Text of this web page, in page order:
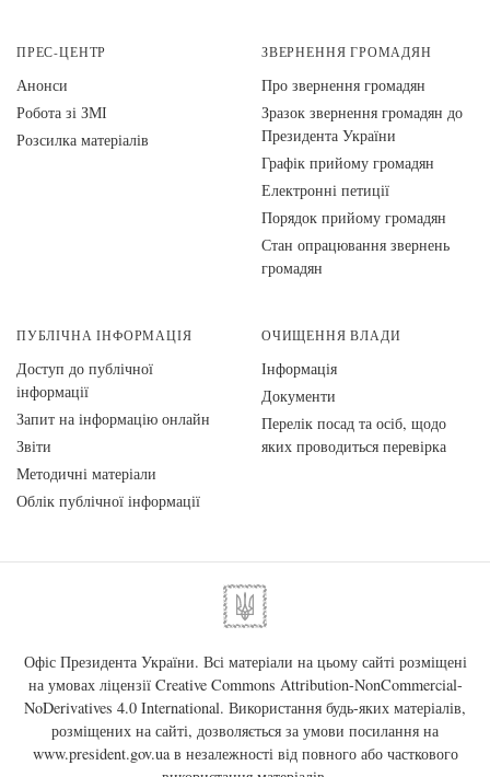
ПРЕС-ЦЕНТР
Анонси
Робота зі ЗМІ
Розсилка матеріалів
ЗВЕРНЕННЯ ГРОМАДЯН
Про звернення громадян
Зразок звернення громадян до
Президента України
Графік прийому громадян
Електронні петиції
Порядок прийому громадян
Стан опрацювання звернень
громадян
ПУБЛІЧНА ІНФОРМАЦІЯ
Доступ до публічної
інформації
Запит на інформацію онлайн
Звіти
Методичні матеріали
Облік публічної інформації
ОЧИЩЕННЯ ВЛАДИ
Інформація
Документи
Перелік посад та осіб, щодо
яких проводиться перевірка
Офіс Президента України. Всі матеріали на цьому сайті розміщені
на умовах ліцензії Creative Commons Attribution-NonCommercial-
NoDerivatives 4.0 International. Використання будь-яких матеріалів,
розміщених на сайті, дозволяється за умови посилання на
www.president.gov.uaв незалежності від повного або часткового